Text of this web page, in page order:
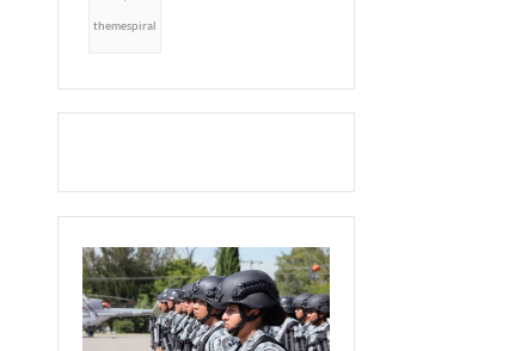
themespiral